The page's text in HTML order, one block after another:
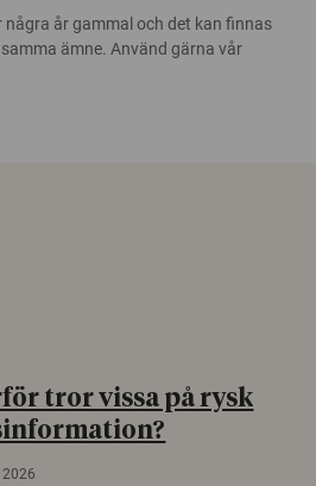
några år gammal och det kan finnas
ämne. Använd gärna vår
tror vissa på rysk